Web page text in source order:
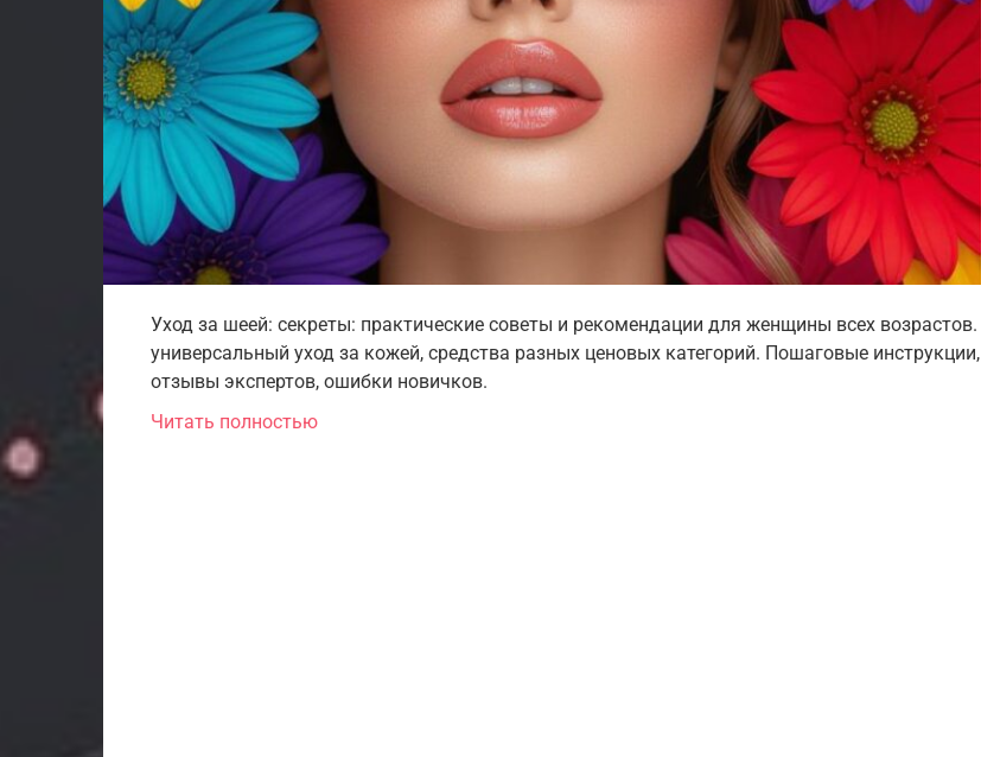
Уход за шеей: секреты: практические советы и рекомендации для женщины всех возрастов.
универсальный уход за кожей, средства разных ценовых категорий. Пошаговые инструкции,
отзывы экспертов, ошибки новичков.
Читать полностью